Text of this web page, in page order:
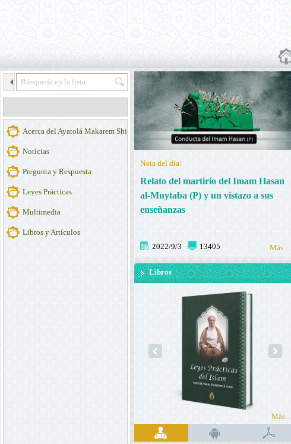
Acerca del Ayatolá Makarem Shirazi
Noticias
Pregunta y Respuesta
Leyes Prácticas
Multimedia
Libros y Artículos
Nota del día:
Relato del martirio del Imam Hasan
al-Muytaba (P) y un vistazo a sus
enseñanzas
2022/9/3 13405 Más ...
Libros
prev next
Más...